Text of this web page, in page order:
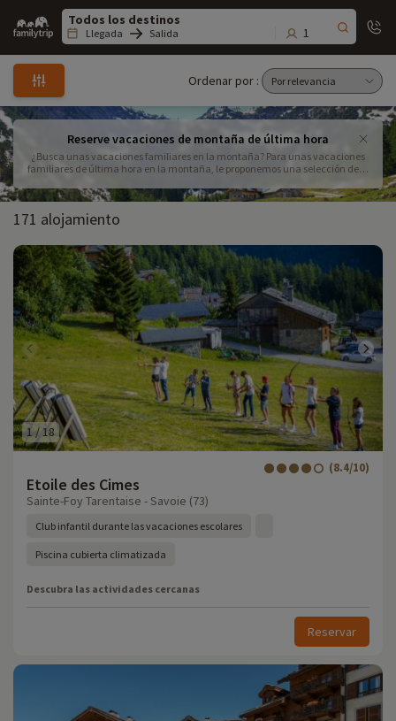
Family
trip
Llegada Salida 1
Ordenar por :
Reserve vacaciones de montaña de última hora
¿Busca unas vacaciones familiares en la montaña? Para unas vacaciones
familiares de última hora en la montaña, le proponemos una selección de lo
en Francia!
171 alojamiento
1/18
Etoile des Cimes
(8.4/10)
Sainte-Foy Tarentaise - Savoie (73)
Club infantil durante las vacaciones escolares
Piscina cubierta climatizada
Descubra las actividades cercanas
Reservar